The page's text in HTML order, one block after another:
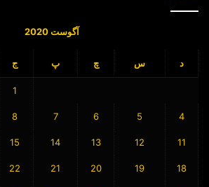
آگوست 2020
د س چ پ ج
1
4
5
6
7
8
11
12
13
14
15
18
19
20
21
22